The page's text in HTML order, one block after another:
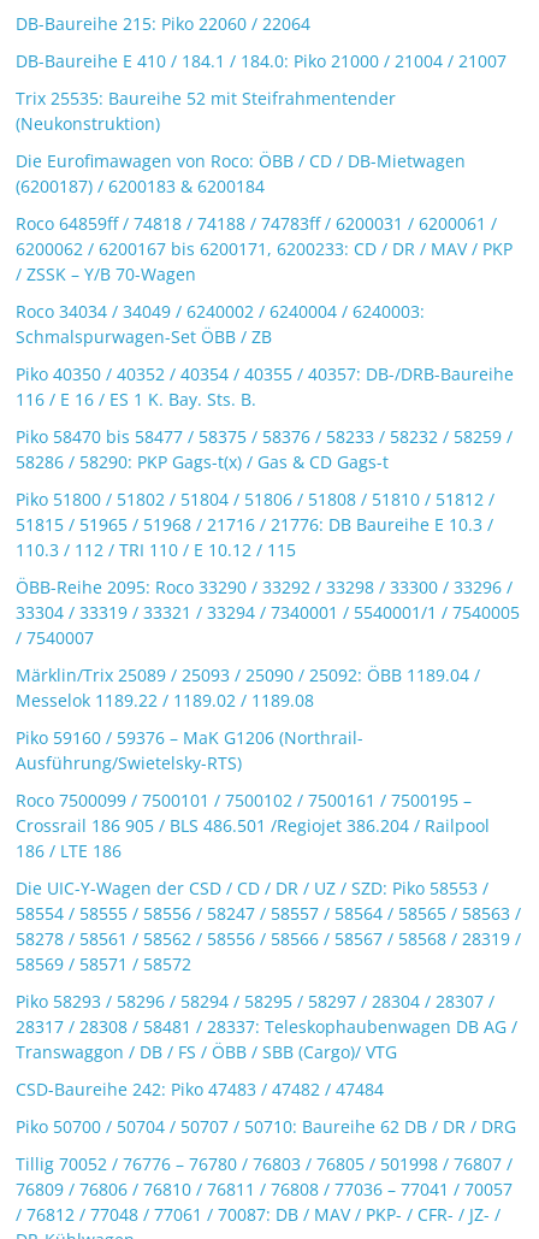
DB-Baureihe 215: Piko 22060 / 22064
DB-Baureihe E 410 / 184.1 / 184.0: Piko 21000 / 21004 / 21007
Trix 25535: Baureihe 52 mit Steifrahmentender
(Neukonstruktion)
Die Eurofimawagen von Roco: ÖBB / CD / DB-Mietwagen
(6200187) / 6200183 & 6200184
Roco 64859ff / 74818 / 74188 / 74783ff / 6200031 / 6200061 /
6200062 / 6200167 bis 6200171, 6200233: CD / DR / MAV / PKP
/ ZSSK – Y/B 70-Wagen
Roco 34034 / 34049 / 6240002 / 6240004 / 6240003:
Schmalspurwagen-Set ÖBB / ZB
Piko 40350 / 40352 / 40354 / 40355 / 40357: DB-/DRB-Baureihe
116 / E 16 / ES 1 K. Bay. Sts. B.
Piko 58470 bis 58477 / 58375 / 58376 / 58233 / 58232 / 58259 /
58286 / 58290: PKP Gags-t(x) / Gas & CD Gags-t
Piko 51800 / 51802 / 51804 / 51806 / 51808 / 51810 / 51812 /
51815 / 51965 / 51968 / 21716 / 21776: DB Baureihe E 10.3 /
110.3 / 112 / TRI 110 / E 10.12 / 115
ÖBB-Reihe 2095: Roco 33290 / 33292 / 33298 / 33300 / 33296 /
33304 / 33319 / 33321 / 33294 / 7340001 / 5540001/1 / 7540005
/ 7540007
Märklin/Trix 25089 / 25093 / 25090 / 25092: ÖBB 1189.04 /
Messelok 1189.22 / 1189.02 / 1189.08
Piko 59160 / 59376 – MaK G1206 (Northrail-
Ausführung/Swietelsky-RTS)
Roco 7500099 / 7500101 / 7500102 / 7500161 / 7500195 –
Crossrail 186 905 / BLS 486.501 /Regiojet 386.204 / Railpool
186 / LTE 186
Die UIC-Y-Wagen der CSD / CD / DR / UZ / SZD: Piko 58553 /
58554 / 58555 / 58556 / 58247 / 58557 / 58564 / 58565 / 58563 /
58278 / 58561 / 58562 / 58556 / 58566 / 58567 / 58568 / 28319 /
58569 / 58571 / 58572
Piko 58293 / 58296 / 58294 / 58295 / 58297 / 28304 / 28307 /
28317 / 28308 / 58481 / 28337: Teleskophaubenwagen DB AG /
Transwaggon / DB / FS / ÖBB / SBB (Cargo)/ VTG
CSD-Baureihe 242: Piko 47483 / 47482 / 47484
Piko 50700 / 50704 / 50707 / 50710: Baureihe 62 DB / DR / DRG
Tillig 70052 / 76776 – 76780 / 76803 / 76805 / 501998 / 76807 /
76809 / 76806 / 76810 / 76811 / 76808 / 77036 – 77041 / 70057
/ 76812 / 77048 / 77061 / 70087: DB / MAV / PKP- / CFR- / JZ- /